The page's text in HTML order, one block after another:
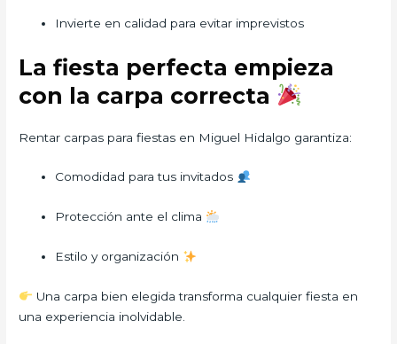
Invierte en calidad para evitar imprevistos
La fiesta perfecta empieza
con la carpa correcta
Rentar carpas para fiestas en Miguel Hidalgo garantiza:
Comodidad para tus invitados
Protección ante el clima
Estilo y organización
Una carpa bien elegida transforma cualquier fiesta en
una experiencia inolvidable.